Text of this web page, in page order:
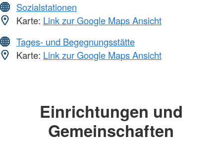
Sozialstationen
Karte: Link zur Google Maps Ansicht
Tages- und Begegnungsstätte
Karte: Link zur Google Maps Ansicht
Einrichtungen und
Gemeinschaften